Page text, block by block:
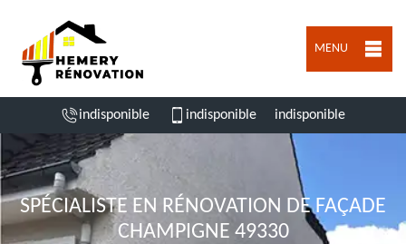
MENU
indisponible indisponible indisponible
SPÉCIALISTE EN RÉNOVATION DE FAÇADE
CHAMPIGNE 49330